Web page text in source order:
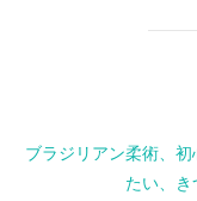
ブラジリアン柔術、
たい、き